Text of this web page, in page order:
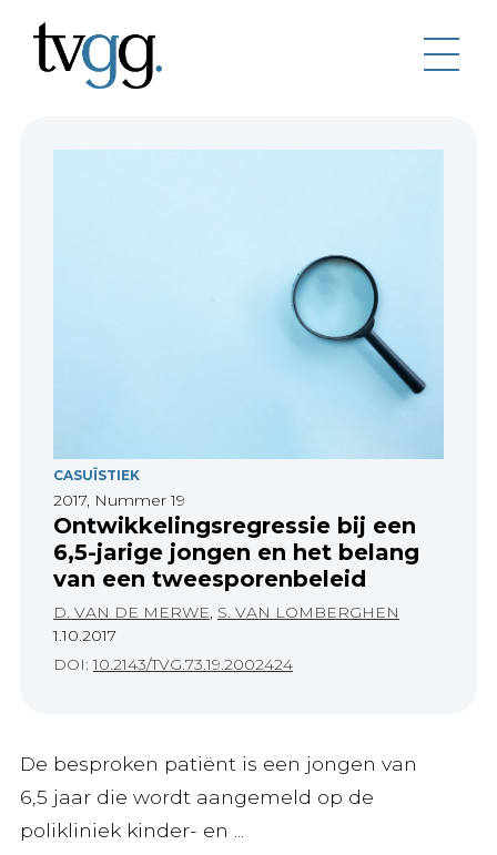
CASUÏSTIEK
2017, Nummer 19
Ontwikkelingsregressie bij een
6,5-jarige jongen en het belang
van een tweesporenbeleid
D. VAN DE MERWE, S. VAN LOMBERGHEN
1.10.2017
DOI:10.2143/TVG.73.19.2002424
De besproken patiënt is een jongen van
6,5 jaar die wordt aangemeld op de
polikliniek kinder- en ...